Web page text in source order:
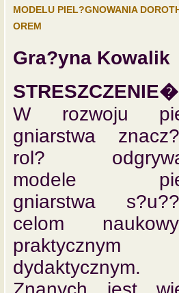
MODELU PIEL?GNOWANIA
OREM
Gra?yna Kowalik
STRESZCZENIE�
W rozwoju
gniarstwa
rol?
modele
gniarstwa
celom
dydaktycznym.